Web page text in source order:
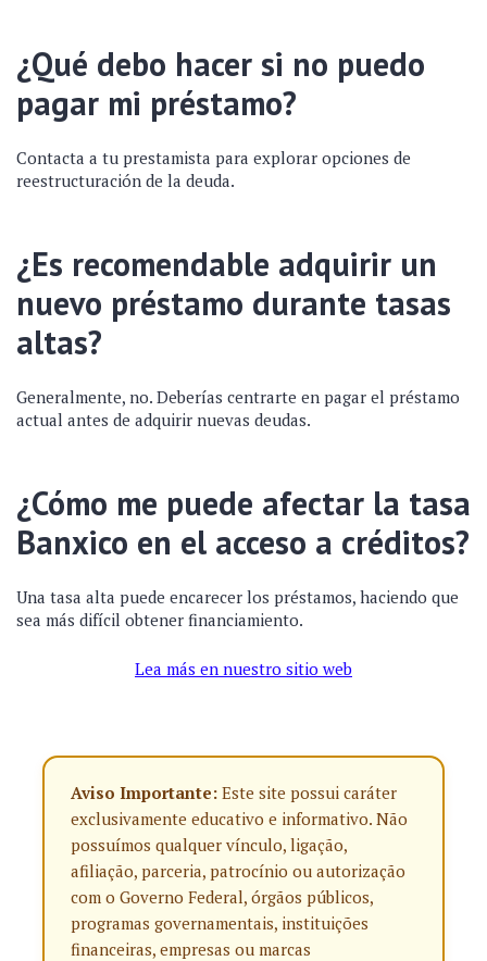
¿Qué debo hacer si no puedo
pagar mi préstamo?
Contacta a tu prestamista para explorar opciones de
reestructuración de la deuda.
¿Es recomendable adquirir un
nuevo préstamo durante tasas
altas?
Generalmente, no. Deberías centrarte en pagar el préstamo
actual antes de adquirir nuevas deudas.
¿Cómo me puede afectar la tasa
Banxico en el acceso a créditos?
Una tasa alta puede encarecer los préstamos, haciendo que
sea más difícil obtener financiamiento.
Lea más en nuestro sitio web
Aviso Importante: Este site possui caráter
exclusivamente educativo e informativo. Não
possuímos qualquer vínculo, ligação,
afiliação, parceria, patrocínio ou autorização
com o Governo Federal, órgãos públicos,
programas governamentais, instituições
financeiras, empresas ou marcas